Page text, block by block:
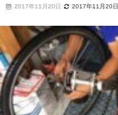
2017年11月20日 2017年11月20日